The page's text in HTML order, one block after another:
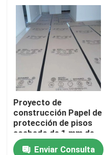
Hojas que suelan
Revestimiento de
Papel negro de la
Cinta adhesiva
Papel de rollo que
Proyecto de
construcción Papel de
protección de pisos
acabado de 1 mm de
espesor reciclable
Enviar Consulta